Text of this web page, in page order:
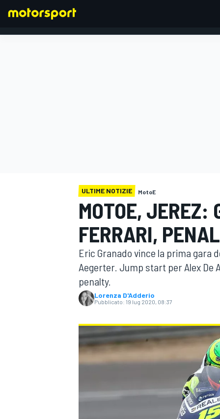
MOTOGP WEC
WRC
ULTIME NOTIZIE MotoE
MOTOE, JEREZ:
FERRARI,
Eric Granado vince la prima gara
Aegerter. Jump start per Alex De
penalty.
Lorenza D'Adderio
Pubblicato: 19 lug 2020, 08:37